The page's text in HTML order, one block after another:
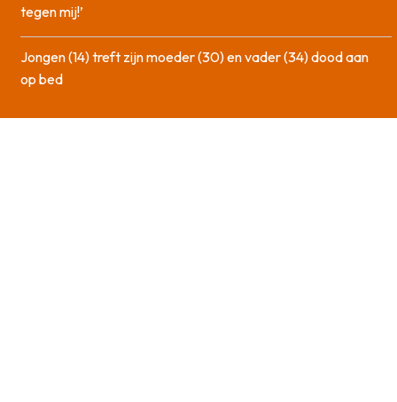
tegen mij!’
Jongen (14) treft zijn moeder (30) en vader (34) dood aan
op bed